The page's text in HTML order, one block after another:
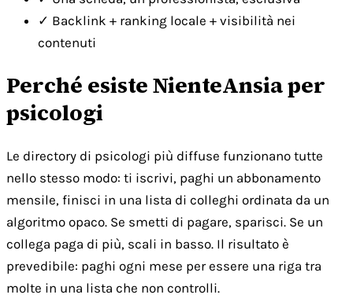
✓ Backlink + ranking locale + visibilità nei
contenuti
Perché esiste NienteAnsia per
psicologi
Le directory di psicologi più diffuse funzionano tutte
nello stesso modo: ti iscrivi, paghi un abbonamento
mensile, finisci in una lista di colleghi ordinata da un
algoritmo opaco. Se smetti di pagare, sparisci. Se un
collega paga di più, scali in basso. Il risultato è
prevedibile: paghi ogni mese per essere una riga tra
molte in una lista che non controlli.